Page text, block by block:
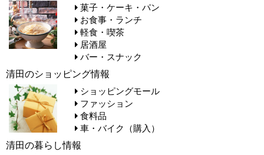
菓子・ケーキ・パン
お食事・ランチ
軽食・喫茶
居酒屋
バー・スナック
清田のショッピング情報
ショッピングモール
ファッション
食料品
車・バイク（購入）
清田の暮らし情報